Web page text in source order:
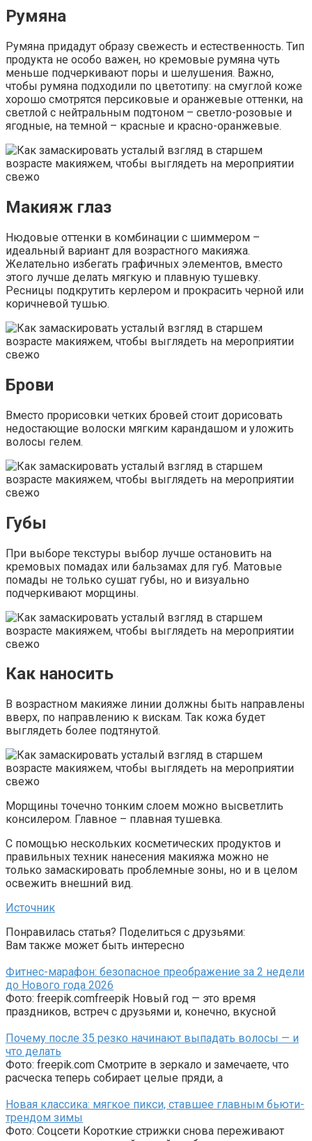
Румяна
Румяна придадут образу свежесть и естественность. Тип
продукта не особо важен, но кремовые румяна чуть
меньше подчеркивают поры и шелушения. Важно,
чтобы румяна подходили по цветотипу: на смуглой коже
хорошо смотрятся персиковые и оранжевые оттенки, на
светлой с нейтральным подтоном – светло-розовые и
ягодные, на темной – красные и красно-оранжевые.
Макияж глаз
Нюдовые оттенки в комбинации с шиммером –
идеальный вариант для возрастного макияжа.
Желательно избегать графичных элементов, вместо
этого лучше делать мягкую и плавную тушевку.
Ресницы подкрутить керлером и прокрасить черной или
коричневой тушью.
Брови
Вместо прорисовки четких бровей стоит дорисовать
недостающие волоски мягким карандашом и уложить
волосы гелем.
Губы
При выборе текстуры выбор лучше остановить на
кремовых помадах или бальзамах для губ. Матовые
помады не только сушат губы, но и визуально
подчеркивают морщины.
Как наносить
В возрастном макияже линии должны быть направлены
вверх, по направлению к вискам. Так кожа будет
выглядеть более подтянутой.
Морщины точечно тонким слоем можно высветлить
консилером. Главное – плавная тушевка.
С помощью нескольких косметических продуктов и
правильных техник нанесения макияжа можно не
только замаскировать проблемные зоны, но и в целом
освежить внешний вид.
Источник
Понравилась статья? Поделиться с друзьями:
Вам также может быть интересно
Фитнес-марафон: безопасное преображение за 2 недели
до Нового года 2026
Фото: freepik.comfreepik Новый год — это время
праздников, встреч с друзьями и, конечно, вкусной
Почему после 35 резко начинают выпадать волосы — и
что делать
Фото: freepik.com Смотрите в зеркало и замечаете, что
расческа теперь собирает целые пряди, а
Новая классика: мягкое пикси, ставшее главным бьюти-
трендом зимы
Фото: Соцсети Короткие стрижки снова переживают